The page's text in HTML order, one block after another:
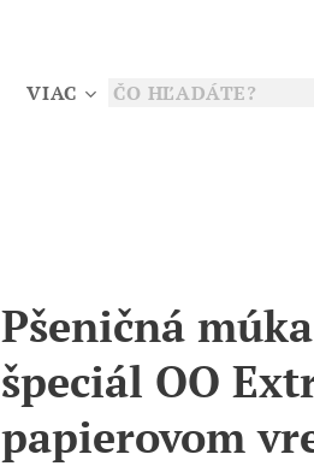
VIAC
Pšeničná
špeciál OO
papierovom